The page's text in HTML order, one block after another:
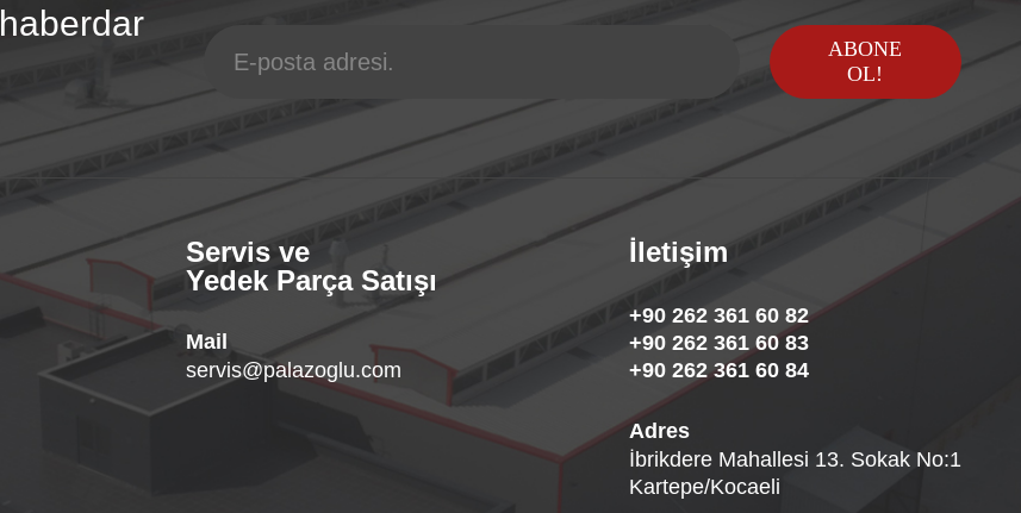
haberdar
ABONE
OL!
Servis ve
Yedek Parça Satışı
Mail
servis@palazoglu.com
İletişim
+90 262 361 60 82
+90 262 361 60 83
+90 262 361 60 84
Adres
İbrikdere Mahallesi 13. Sokak No:1
Kartepe/Kocaeli